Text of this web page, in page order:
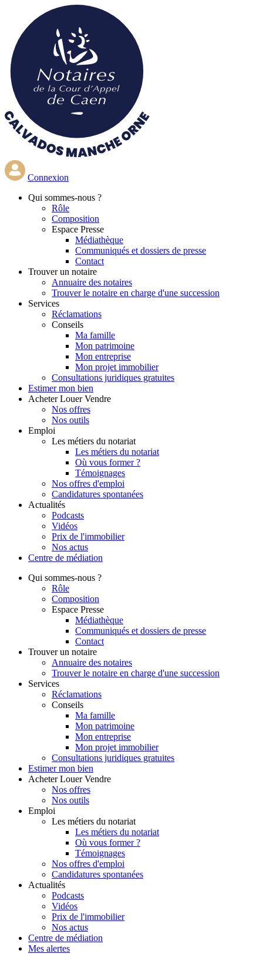
contenu
principal
Connexion
Qui sommes-nous ?
Rôle
Composition
Espace Presse
Médiathèque
Communiqués et dossiers de presse
Contact
Trouver un notaire
Annuaire des notaires
Trouver le notaire en charge d'une succession
Services
Réclamations
Conseils
Ma famille
Mon patrimoine
Mon entreprise
Mon projet immobilier
Consultations juridiques gratuites
Estimer mon bien
Acheter Louer Vendre
Nos offres
Nos outils
Emploi
Les métiers du notariat
Les métiers du notariat
Où vous former ?
Témoignages
Nos offres d'emploi
Candidatures spontanées
Actualités
Podcasts
Vidéos
Prix de l'immobilier
Nos actus
Centre de médiation
Qui sommes-nous ?
Rôle
Composition
Espace Presse
Médiathèque
Communiqués et dossiers de presse
Contact
Trouver un notaire
Annuaire des notaires
Trouver le notaire en charge d'une succession
Services
Réclamations
Conseils
Ma famille
Mon patrimoine
Mon entreprise
Mon projet immobilier
Consultations juridiques gratuites
Estimer mon bien
Acheter Louer Vendre
Nos offres
Nos outils
Emploi
Les métiers du notariat
Les métiers du notariat
Où vous former ?
Témoignages
Nos offres d'emploi
Candidatures spontanées
Actualités
Podcasts
Vidéos
Prix de l'immobilier
Nos actus
Centre de médiation
Mes alertes